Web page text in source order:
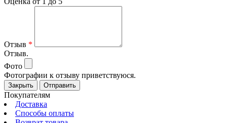
Отзыв *
Отзыв.
Фото
Фотографии к отзыву приветствуюся.
Закрыть Отправить
Покупателям
Доставка
Способы оплаты